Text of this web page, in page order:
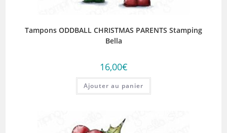
Tampons ODDBALL CHRISTMAS PARENTS Stamping
Bella
16,00€
Ajouter au panier